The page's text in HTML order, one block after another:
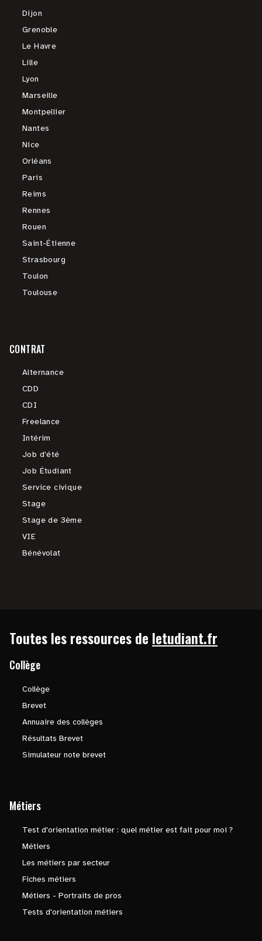
Dijon
Grenoble
Le Havre
Lille
Lyon
Marseille
Montpellier
Nantes
Nice
Orléans
Paris
Reims
Rennes
Rouen
Saint-Étienne
Strasbourg
Toulon
Toulouse
CONTRAT
Alternance
CDD
CDI
Freelance
Intérim
Job d'été
Job Étudiant
Service civique
Stage
Stage de 3ème
VIE
Bénévolat
Toutes les ressources de letudiant.fr
Collège
Collège
Brevet
Annuaire des collèges
Résultats Brevet
Simulateur note brevet
Métiers
Test d'orientation métier : quel métier est fait pour moi ?
Métiers
Les métiers par secteur
Fiches métiers
Métiers - Portraits de pros
Tests d'orientation métiers